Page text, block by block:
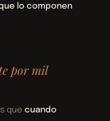
lo componen
por mil
quecuando